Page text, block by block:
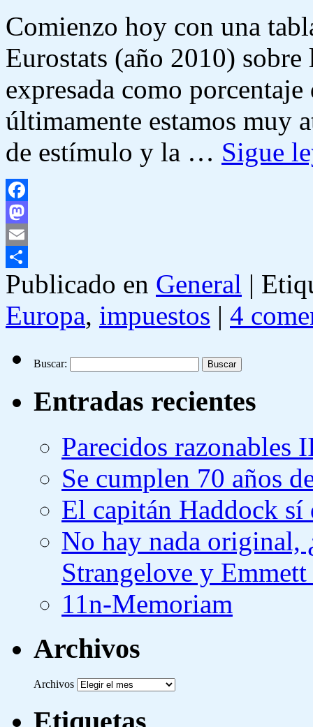
Comienzo hoy con una
Eurostats (año 2010)
expresada como
últimamente estamos muy
de estímulo y la … Sigue
Facebook
Mastodon
Email
Compartir
Publicado en General |
Europa, impuestos | 4
Buscar:
Entradas recientes
Parecidos razonables
Se cumplen 70 años
El capitán Haddock sí
No hay nada original,
Strangelove y
11n-Memoriam
Archivos
Archivos